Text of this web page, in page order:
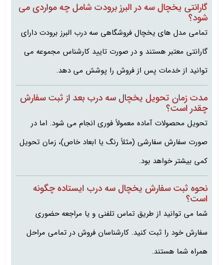
گارانتی یخچال سه در البرز برودت شامل چه مواردی می‌
شود؟
تمامی مدل های یخچال فروشگاهی سه درب البرز برودت دارای
گارانتی معتبر هستند و در صورت تایید کارشناس مجموعه می
توانید از خدمات پس از فروش را پوشش می‌ دهد.
مدت زمان تحویل یخچال سه درب بعد از ثبت سفارش
چقدر است؟
تحویل محصولات آماده معمولاً فوری انجام می‌ شود. اما در
صورت سفارش سفارشی (مثلاً رنگ یا ابعاد خاص)، زمان تحویل
کمی بیشتر خواهد بود.
نحوه ثبت سفارش یخچال سه درب ایستاده چگونه
است؟
شما می‌ توانید از طریق تماس تلفنی و یا مراجعه حضوری
سفارش خود را ثبت کنید. کارشناسان فروش در تمامی مراحل
همراه شما هستند.